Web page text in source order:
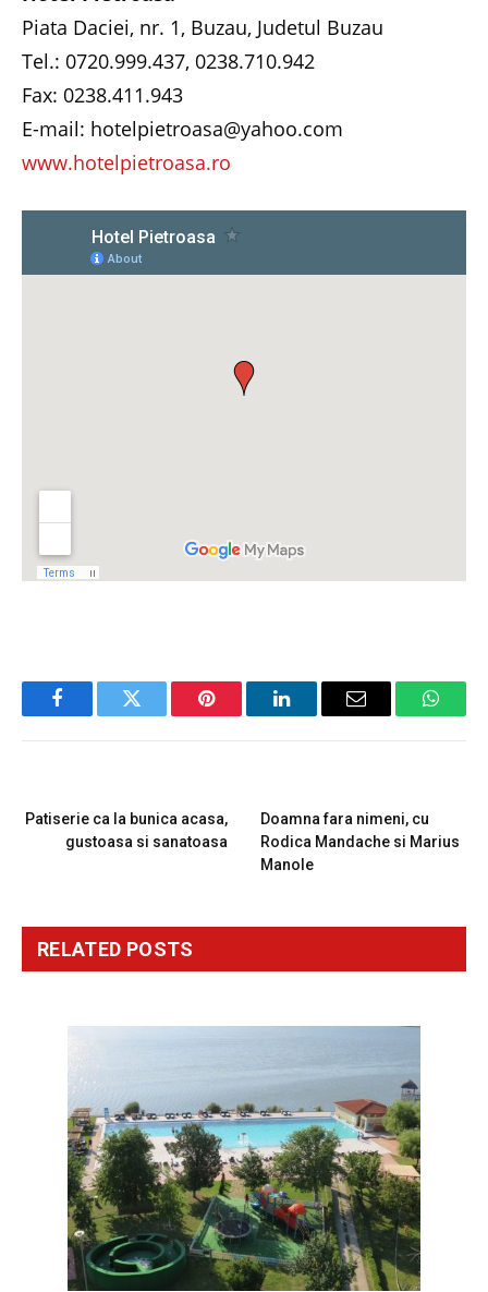
Piata Daciei, nr. 1, Buzau, Judetul Buzau
Tel.: 0720.999.437, 0238.710.942
Fax: 0238.411.943
E-mail: hotelpietroasa@yahoo.com
www.hotelpietroasa.ro
FacebookTwitter Pinterest LinkedInEmail
Patiserie ca la bunica acasa,
gustoasa si sanatoasa
Doamna fara nimeni, cu
Rodica Mandache si Marius
Manole
RELATED POSTS